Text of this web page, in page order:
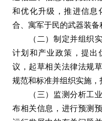
和优化升级，推进信息
合、寓军于民的武器装备
（二）制定并组织实
计划和产业政策，提出
议，起草相关法律法规
规范和标准并组织实施，
（三）监测分析工业
布相关信息，进行预测